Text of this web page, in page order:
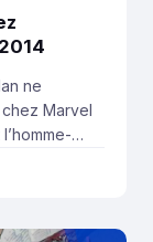
ne
Marvel